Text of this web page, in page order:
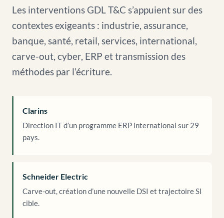
Les interventions GDL T&C s’appuient sur des
contextes exigeants : industrie, assurance,
banque, santé, retail, services, international,
carve-out, cyber, ERP et transmission des
méthodes par l’écriture.
Clarins
Direction IT d’un programme ERP international sur 29
pays.
Schneider Electric
Carve-out, création d’une nouvelle DSI et trajectoire SI
cible.